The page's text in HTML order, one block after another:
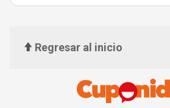
Regresar al inicio